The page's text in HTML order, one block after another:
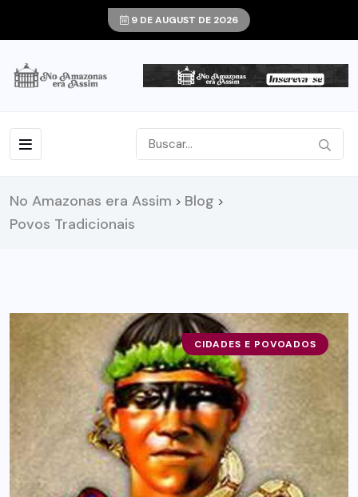
9 DE AUGUST DE 2026
No Amazonas era Assim > Blog >
Povos Tradicionais
CIDADES E POVOADOS